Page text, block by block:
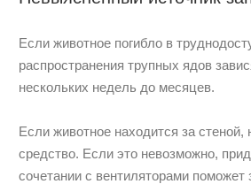
Если животное погибло в
распространения трупных ядов
нескольких недель до месяцев.
Если животное находится за
средство. Если это невозможно,
сочетании с вентиляторами